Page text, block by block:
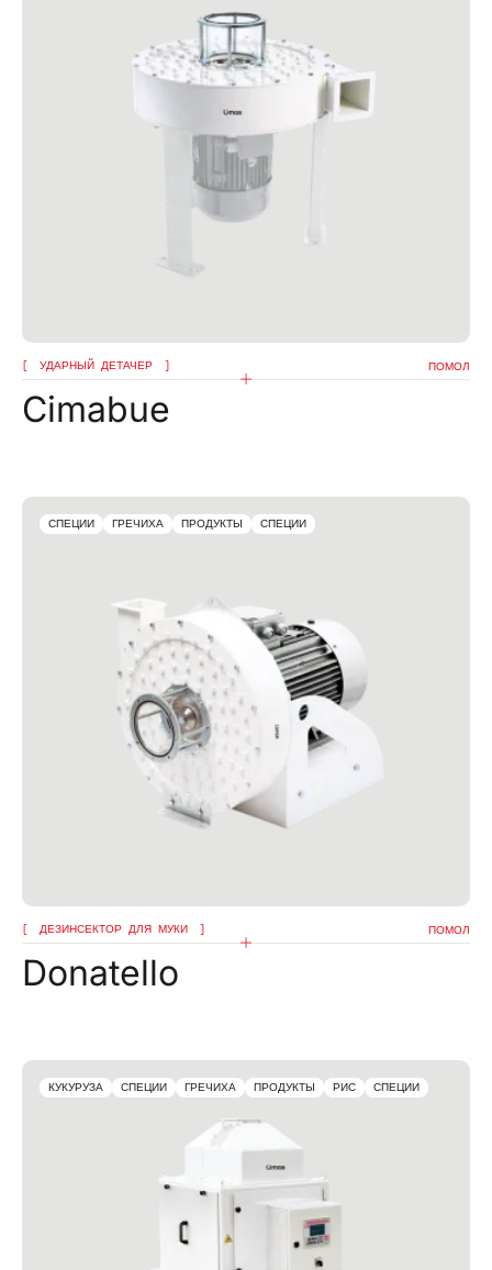
УДАРНЫЙ ДЕТАЧЕР ПОМОЛ
Cimabue
СПЕЦИИ ГРЕЧИХА ПРОДУКТЫ СПЕЦИИ
ДЕЗИНСЕКТОР ДЛЯ МУКИ ПОМОЛ
Donatello
КУКУРУЗА СПЕЦИИ ГРЕЧИХА ПРОДУКТЫ РИС СПЕЦИИ